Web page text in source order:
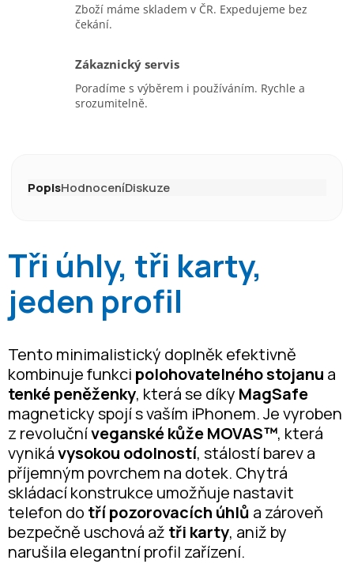
Zboží máme skladem v ČR. Expedujeme bez
čekání.
Zákaznický servis
Poradíme s výběrem i používáním. Rychle a
srozumitelně.
PopisHodnoceníDiskuze
Tři úhly, tři karty,
jeden profil
Tento minimalistický doplněk efektivně
kombinuje funkci polohovatelného stojanu a
tenké peněženky, která se díky MagSafe
magneticky spojí s vaším iPhonem. Je vyroben
z revolučníveganské kůže MOVAS™, která
vynikávysokou odolností, stálostí barev a
příjemným povrchem na dotek. Chytrá
skládací konstrukce umožňuje nastavit
telefon do tří pozorovacích úhlů a zároveň
bezpečně uschová až tři karty, aniž by
narušila elegantní profil zařízení.